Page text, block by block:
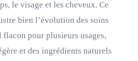
le visage et les cheveux. Ce
bien l’évolution des soins
flacon pour plusieurs usages,
et des ingrédients naturels